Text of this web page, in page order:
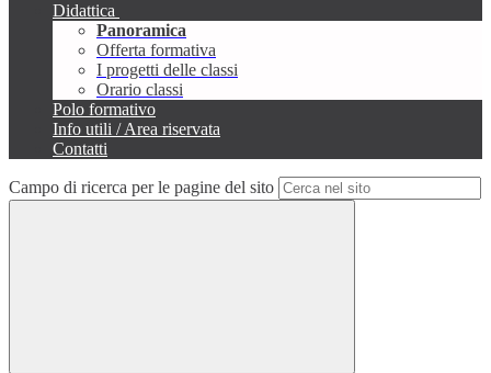
Didattica
Panoramica
Offerta formativa
I progetti delle classi
Orario classi
Polo formativo
Info utili / Area riservata
Contatti
Campo di ricerca per le pagine del sito